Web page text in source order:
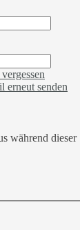
senden
während dieser